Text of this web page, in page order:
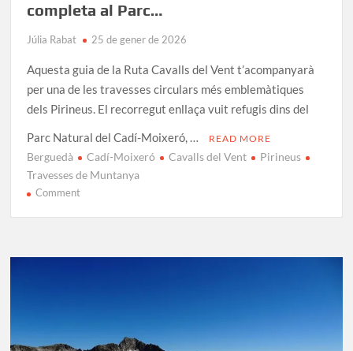
completa al Parc…
Júlia Rabat 25 de gener de 2026
Aquesta guia de la Ruta Cavalls del Vent t’acompanyarà
per una de les travesses circulars més emblemàtiques
dels Pirineus. El recorregut enllaça vuit refugis dins del
Parc Natural del Cadí-Moixeró, …
READ MORE
Berguedà Cadí-Moixeró Cavalls del Vent
Pirineus
Travesses de Muntanya
Commenton
Vent: